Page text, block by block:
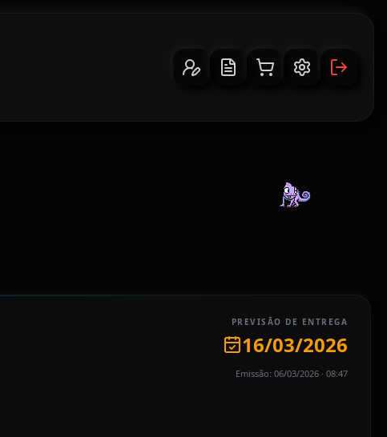
PREVISÃO DE ENTREGA
16/03/2026
Emissão: 06/03/2026 · 08:47